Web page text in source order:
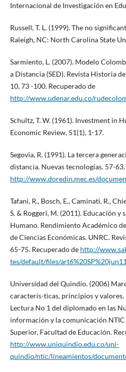
Internacional de Investigación en
Russell, T. L. (1999). The no
Raleigh, NC: North Carolina State
Sarmiento, L. (2007). Modelo
a Distancia (SED). Revista Historia
10, 73 -100. Recuperado de
http://www.udenar.edu.co/
Schultz, T. W. (1961). Investment in
Economic Review, 51(1), 1-17.
Segovia, R. (1991). La tercera
distancia. Nuevas tecnologías. 57-
http://www.doredin.mec.es/
Tafani, R., Bosch, E., Caminati, R.,
S. & Roggeri, M. (2011). Educación
Humano. Rendimiento Académico
de Ciencias Económicas. UNRC.
65-75. Recuperado de http://
tes/default/files/
Universidad del Quindío. (2006)
caracterís-ticas, principios y
Lectura No 1 del diplomado en las
información y la comunicación
Superior, Facultad de Educación.
http://www.uniquindio.edu.co/uni-
quindio/ntic/lineamientos/